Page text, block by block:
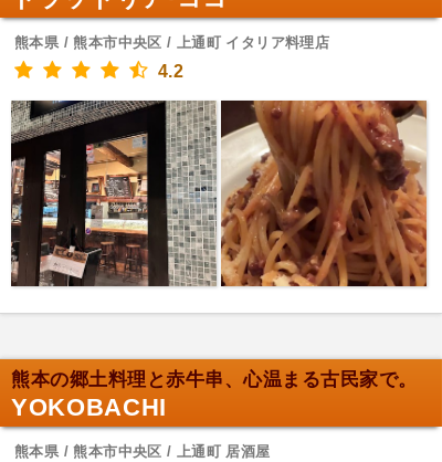
熊本県 / 熊本市中央区 / 上通町 イタリア料理店
4.2
熊本の郷土料理と赤牛串、心温まる古民家で。
YOKOBACHI
熊本県 / 熊本市中央区 / 上通町 居酒屋